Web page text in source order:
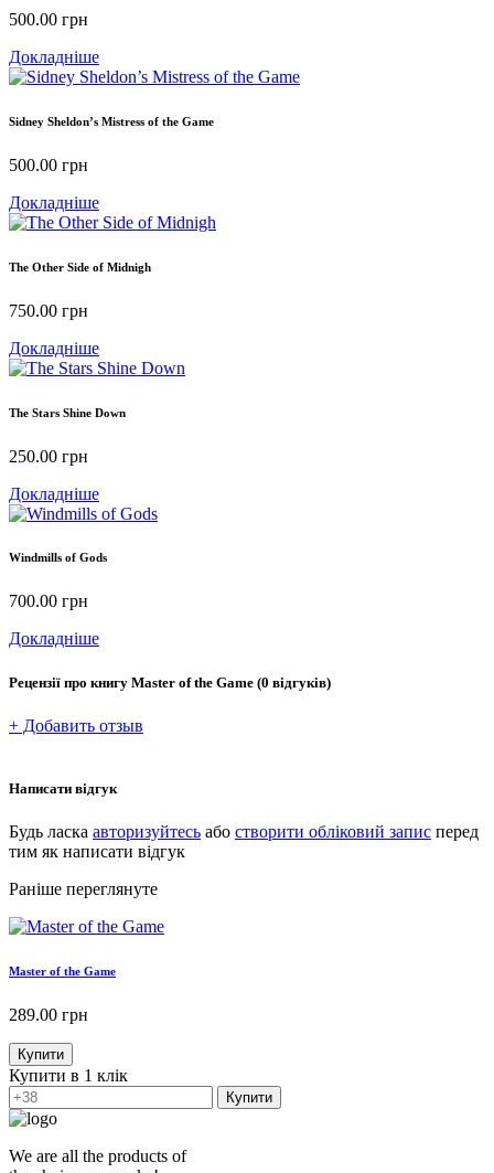
500.00 грн
Докладніше
Sidney Sheldon’s Mistress of the Game
500.00 грн
Докладніше
The Other Side of Midnigh
750.00 грн
Докладніше
The Stars Shine Down
250.00 грн
Докладніше
Windmills of Gods
700.00 грн
Докладніше
Рецензії про книгу Master of the Game (0 відгуків)
+ Добавить отзыв
Написати відгук
Будь ласка авторизуйтесь або створити обліковий запис перед
тим як написати відгук
Раніше переглянуте
Master of the Game
289.00 грн
Купити
Купити в 1 клік
Купити
We are all the products of